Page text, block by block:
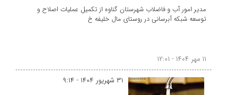
مدیر امور آب و فاضلاب شهرستان گناوه از تکمیل عملیات اصلاح و
توسعه شبکه آبرسانی در روستای مال خلیفه خ
۱۱ مهر ۱۴۰۴ - ۱۲:۰۱
۳۱ شهریور ۱۴۰۴ - ۹:۱۴